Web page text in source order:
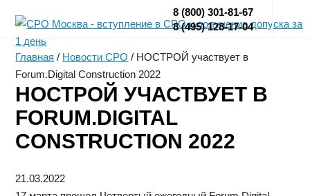
8 (800) 301-81-67
8 (495) 128-17-04
Главная / Новости СРО / НОСТРОЙ участвует в
Forum.Digital Construction 2022
НОСТРОЙ УЧАСТВУЕТ В
FORUM.DIGITAL
CONSTRUCTION 2022
21.03.2022